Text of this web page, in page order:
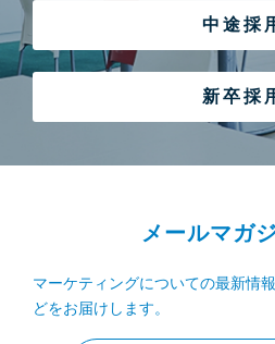
中途採
新卒採
メールマガ
マーケティングについての最新情
どをお届けします。